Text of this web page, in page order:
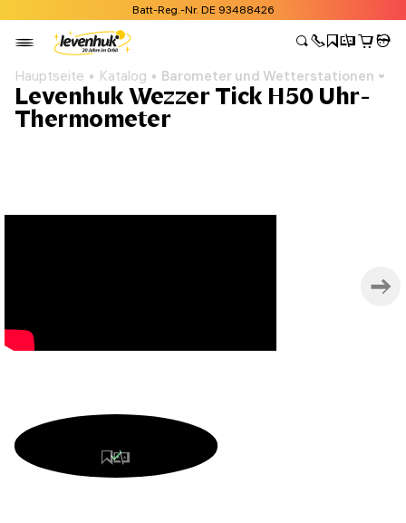
Batt-Reg.-Nr. DE 93488426
Hauptseite Katalog Barometer und Wetterstationen
Levenhuk Wezzer Tick H50 Uhr-
Thermometer